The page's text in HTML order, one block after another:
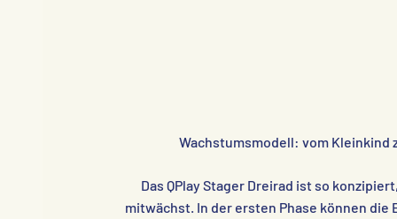
Wachstumsmodell: vom Kleinkind
Das QPlay Stager Dreirad ist so
mitwächst. In der ersten Phase können die